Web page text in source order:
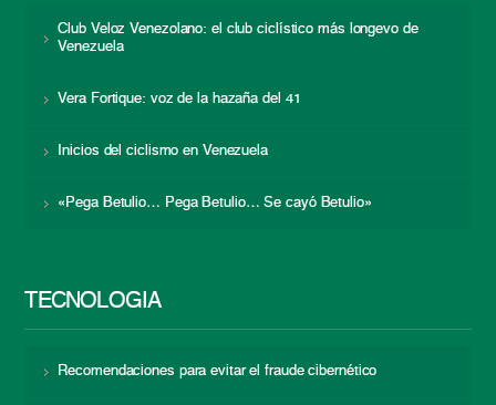
Club Veloz Venezolano: el club ciclístico más longevo de
Venezuela
Vera Fortique: voz de la hazaña del 41
Inicios del ciclismo en Venezuela
«Pega Betulio… Pega Betulio… Se cayó Betulio»
TECNOLOGÍA
Recomendaciones para evitar el fraude cibernético